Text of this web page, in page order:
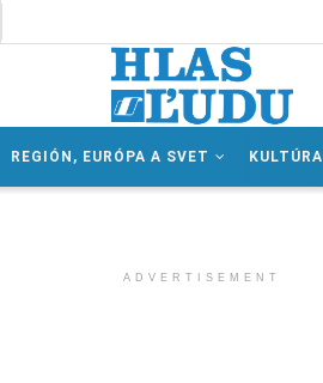
REGIÓN, EURÓPA A SVET KULTÚRA
ADVERTISEMENT